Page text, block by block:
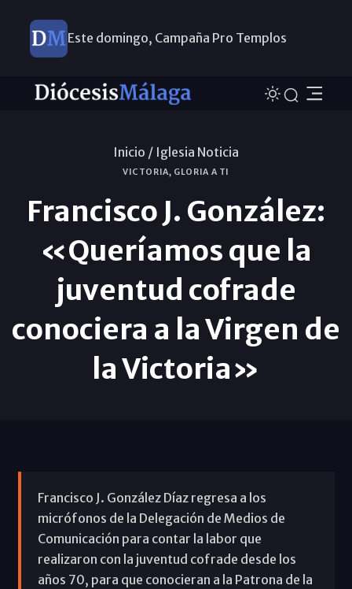
Este domingo, Campaña Pro Templos
Inicio / Iglesia Noticia
VICTORIA, GLORIA A TI
Francisco J. González:
«Queríamos que la
juventud cofrade
conociera a la Virgen de
la Victoria»
Francisco J. González Díaz regresa a los
micrófonos de la Delegación de Medios de
Comunicación para contar la labor que
realizaron con la juventud cofrade desde los
años 70, para que conocieran a la Patrona de la